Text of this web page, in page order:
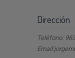
Dirección
Teléfono: